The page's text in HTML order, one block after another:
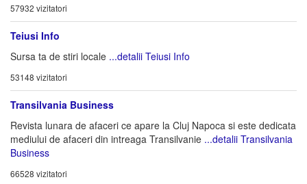
57932 vizitatori
Teiusi Info
Sursa ta de stiri locale ...detalii Teiusi Info
53148 vizitatori
Transilvania Business
Revista lunara de afaceri ce apare la Cluj Napoca si este dedicata
mediului de afaceri din intreaga Transilvanie ...detalii Transilvania
Business
66528 vizitatori